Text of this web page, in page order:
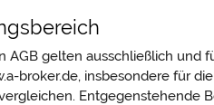
AGB gelten ausschließlich und
broker.de, insbesondere für
Entgegenstehende